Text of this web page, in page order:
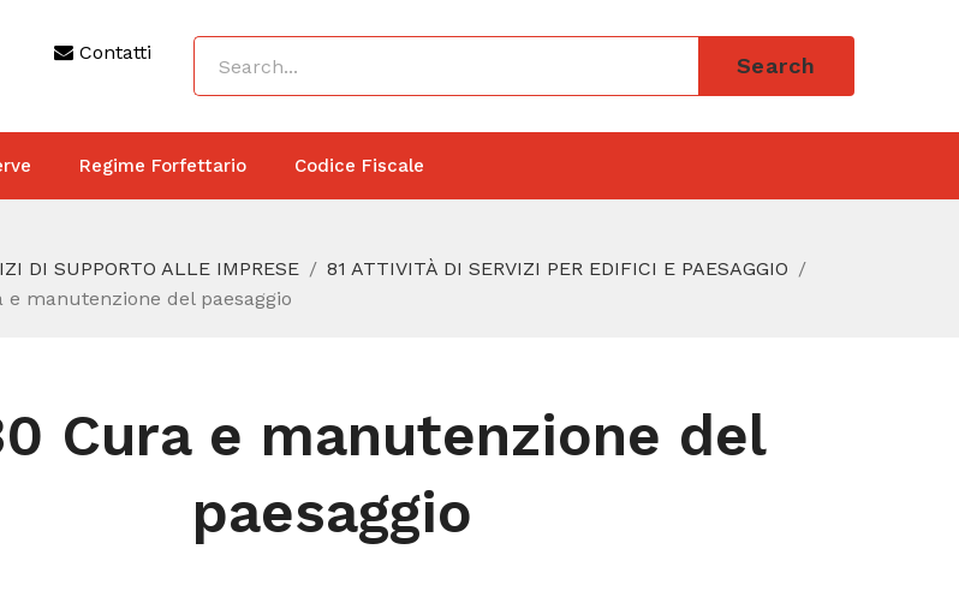
Contatti
Search
Regime Forfettario Codice Fiscale
DI SUPPORTO ALLE IMPRESE
81 ATTIVITÀ DI SERVIZI PER EDIFICI E PAESAGGIO
e manutenzione del paesaggio
Cura e manutenzione del
paesaggio